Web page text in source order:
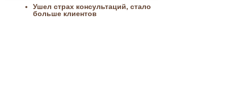
Ушел страх консультаций, стало
больше клиентов